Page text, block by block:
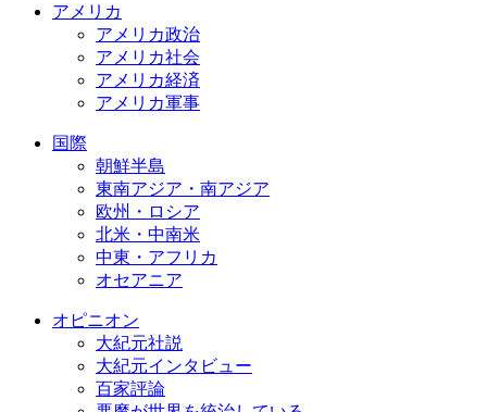
アメリカ
アメリカ政治
アメリカ社会
アメリカ経済
アメリカ軍事
国際
朝鮮半島
東南アジア・南アジア
欧州・ロシア
北米・中南米
中東・アフリカ
オセアニア
オピニオン
大紀元社説
大紀元インタビュー
百家評論